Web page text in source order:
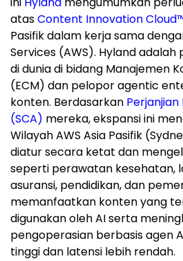
atasContent Innovation
Pasifik dalam kerja sama
Services (AWS). Hyland
di dunia di bidang Manajemen
(ECM) dan pelopor agentic
konten. Berdasarkan
(SCA) mereka, ekspansi ini
Wilayah AWS Asia Pasifik
diatur secara ketat dan
seperti perawatan kesehatan,
asuransi, pendidikan, dan
memanfaatkan konten yang
digunakan oleh AI serta
pengoperasian berbasis agen
tinggi dan latensi lebih rendah.